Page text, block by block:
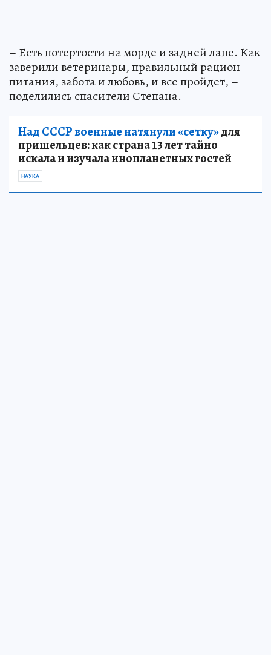
– Есть потертости на морде и задней лапе. Как
заверили ветеринары, правильный рацион
питания, забота и любовь, и все пройдет, –
поделились спасители Степана.
Над СССР военные натянули «сетку»для
пришельцев: как страна 13 лет тайно
искала и изучала инопланетных гостей
НАУКА